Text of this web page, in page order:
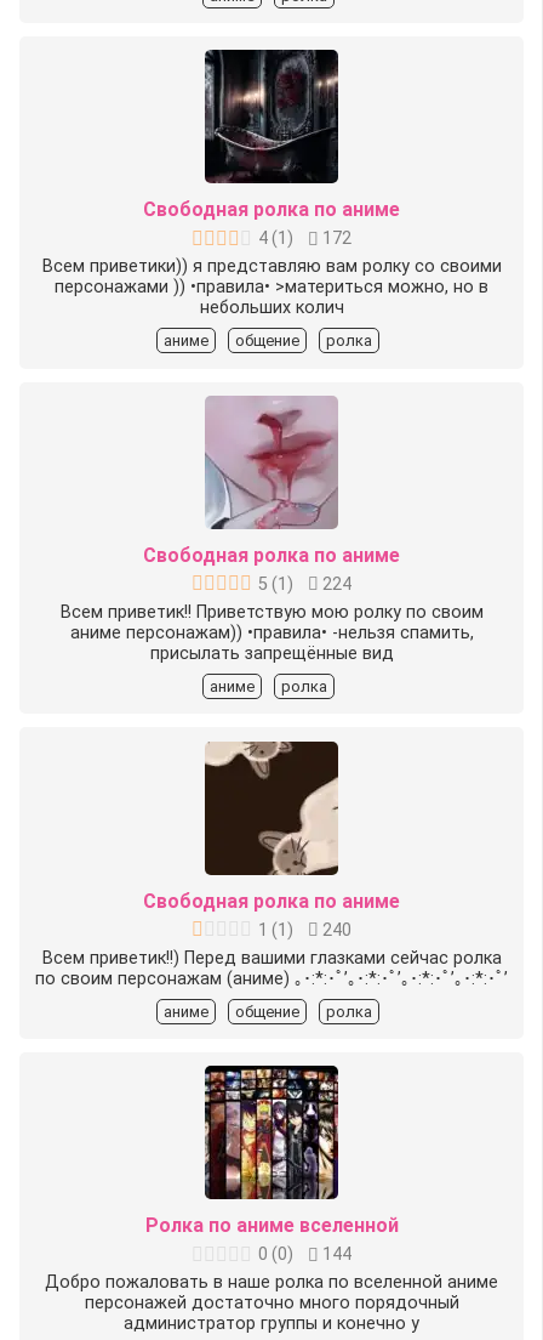
Свободная ролка по аниме
4(1 )
172
Всем приветики)) я представляю вам ролку со своими
персонажами )) •правила• >материться можно, но в
небольших колич
аниме общение ролка
Свободная ролка по аниме
5 (1 )
224
Всем приветик!! Приветствую мою ролку по своим
аниме персонажам)) •правила• -нельзя спамить,
присылать запрещённые вид
аниме ролка
Свободная ролка по аниме
1 (1 )
240
Всем приветик!!) Перед вашими глазками сейчас ролка
по своим персонажам (аниме) ｡･:*:･ﾟ’｡･:*:･ﾟ’｡･:*:･ﾟ’｡･:*:･ﾟ’
аниме общение ролка
Ролка по аниме вселенной
0 (0)
144
Добро пожаловать в наше ролка по вселенной аниме
персонажей достаточно много порядочный
администратор группы и конечно у